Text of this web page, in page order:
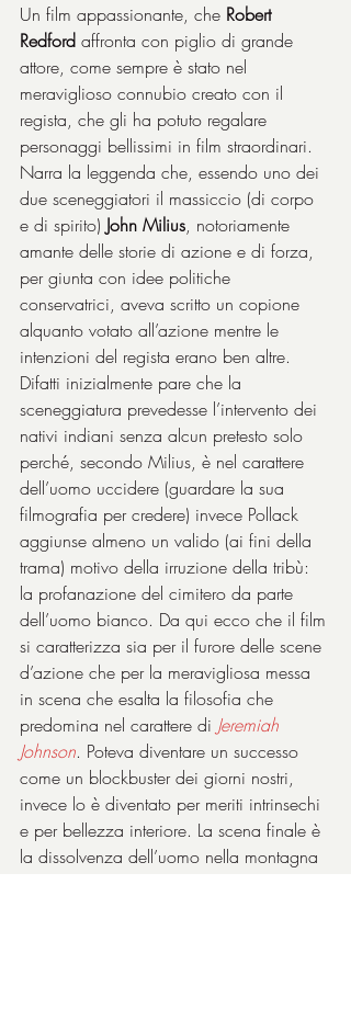
Un film appassionante, che Robert
Redford affronta con piglio di grande
attore, come sempre è stato nel
meraviglioso connubio creato con il
regista, che gli ha potuto regalare
personaggi bellissimi in film straordinari.
Narra la leggenda che, essendo uno dei
due sceneggiatori il massiccio (di corpo
e di spirito) John Milius, notoriamente
amante delle storie di azione e di forza,
per giunta con idee politiche
conservatrici, aveva scritto un copione
alquanto votato all’azione mentre le
intenzioni del regista erano ben altre.
Difatti inizialmente pare che la
sceneggiatura prevedesse l’intervento dei
nativi indiani senza alcun pretesto solo
perché, secondo Milius, è nel carattere
dell’uomo uccidere (guardare la sua
filmografia per credere) invece Pollack
aggiunse almeno un valido (ai fini della
trama) motivo della irruzione della tribù:
la profanazione del cimitero da parte
dell’uomo bianco. Da qui ecco che il film
si caratterizza sia per il furore delle scene
d’azione che per la meravigliosa messa
in scena che esalta la filosofia che
predomina nel carattere di Jeremiah
Johnson. Poteva diventare un successo
come un blockbuster dei giorni nostri,
invece lo è diventato per meriti intrinsechi
e per bellezza interiore. La scena finale è
la dissolvenza dell’uomo nella montagna